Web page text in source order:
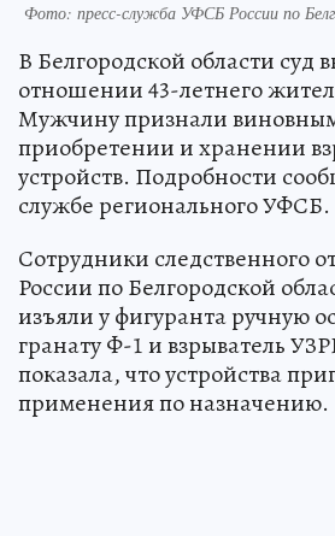
Фото: пресс-служба УФСБ России по
В Белгородской области суд
отношении 43-летнего
Мужчину признали
приобретении и хранении
устройств. Подробности
службе регионального УФСБ.
Сотрудники следственного
России по Белгородской
изъяли у фигуранта ручную
гранату Ф-1 и взрыватель
показала, что устройства
применения по назначению.